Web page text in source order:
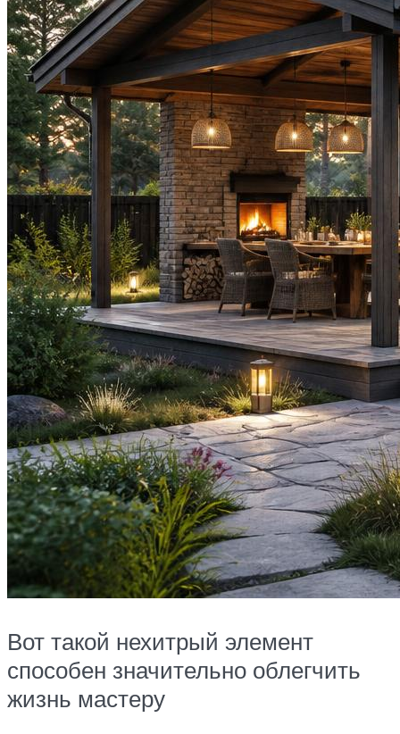
Вот такой нехитрый элемент
способен значительно облегчить
жизнь мастеру